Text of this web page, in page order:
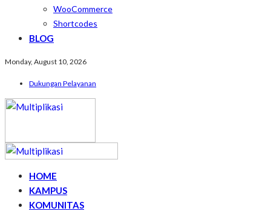
WooCommerce
Shortcodes
BLOG
Monday, August 10, 2026
Dukungan Pelayanan
HOME
KAMPUS
KOMUNITAS